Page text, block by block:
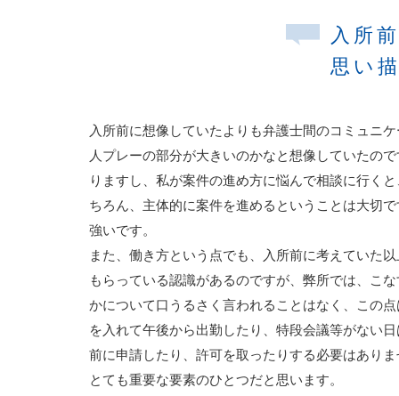
入所
思い
入所前に想像していたよりも弁護士間のコミュニ
人プレーの部分が大きいのかなと想像していたの
りますし、私が案件の進め方に悩んで相談に行く
ちろん、主体的に案件を進めるということは大切
強いです。
また、働き方という点でも、入所前に考えていた
もらっている認識があるのですが、弊所では、こ
かについて口うるさく言われることはなく、この
を入れて午後から出勤したり、特段会議等がない
前に申請したり、許可を取ったりする必要はあり
とても重要な要素のひとつだと思います。